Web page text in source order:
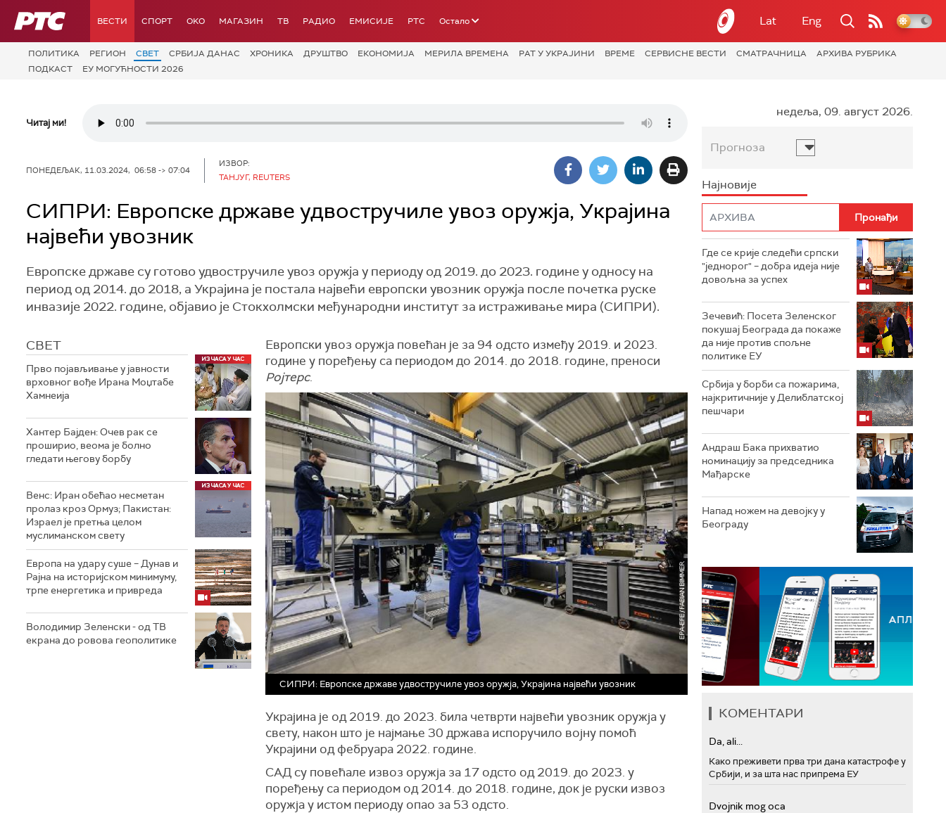
РТС ВЕСТИ СПОРТ OKO МАГАЗИН ТВ РАДИО ЕМИСИЈЕ РТС Остало Lat Eng
ПОЛИТИКА РЕГИОН СВЕТ СРБИЈА ДАНАС ХРОНИКА ДРУШТВО ЕКОНОМИЈА МЕРИЛА ВРЕМЕНА РАТ У УКРАЈИНИ ВРЕМЕ СЕРВИСНЕ ВЕСТИ СМАТРАЧНИЦА
АРХИВА РУБРИКА
ПОДКАСТ
ЕУ МОГУЋНОСТИ 2026
Читај ми!
ПОНЕДЕЉАК, 11.03.2024, 06:58 -> 07:04
ИЗВОР:
ТАНЈУГ, REUTERS
СИПРИ: Европске државе удвостручиле увоз оружја, Украјина
највећи увозник
Европске државе су готово удвостручиле увоз оружја у периоду од 2019. до 2023. године у односу на
период од 2014. до 2018, а Украјина је постала највећи европски увозник оружја после почетка руске
инвазије 2022. године, објавио је Стокхолмски међународни институт за истраживање мира (СИПРИ).
СВЕТ
Прво појављивање у јавности
врховног вође Ирана Моџтабe
Хамнеија
Хантер Бајден: Очев рак се
проширио, веома је болно
гледати његову борбу
Венс: Иран обећао несметан
пролаз кроз Ормуз; Пакистан:
Израел је претња целом
муслиманском свету
Европа на удару суше – Дунав и
Рајна на историјском минимуму,
трпе енергетика и привреда
Володимир Зеленски - од ТВ
екрана до ровова геополитике
Европски увоз оружја повећан је за 94 одсто између 2019. и 2023.
године у поређењу са периодом до 2014. до 2018. године, преноси
Ројтерс.
СИПРИ: Европске државе удвостручиле увоз оружја, Украјина највећи увозник
Украјина је од 2019. до 2023. била четврти највећи увозник оружја у
свету, након што је најмање 30 држава испоручило војну помоћ
Украјини од фебруара 2022. године.
САД су повећале извоз оружја за 17 одсто од 2019. до 2023. у
поређењу са периодом од 2014. до 2018. године, док је руски извоз
оружја у истом периоду опао за 53 одсто.
недеља, 09. август 2026.
Прогноза
Најновије
Где се крије следећи српски
"једнорог" – добра идеја није
довољна за успех
Зечевић: Посета Зеленског
покушај Београда да покаже
да није против спољне
политике ЕУ
Србија у борби са пожарима,
најкритичније у Делиблатској
пешчари
Андраш Бака прихватио
номинацију за председника
Мађарске
Напад ножем на девојку у
Београду
КОМЕНТАРИ
Da, ali...
Како преживети прва три дана катастрофе у
Србији, и за шта нас припрема ЕУ
Dvojnik mog oca